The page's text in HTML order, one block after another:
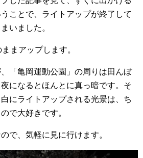
ことで、ライトアップが終了して
いました。
まアップします。
「亀岡運動公園」の周りは田んぼ
になるとほんとに真っ暗です。そ
にライトアップされる光景は、ち
で大好きです。
で、気軽に見に行けます。